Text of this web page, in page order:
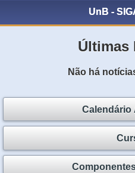
UnB -
Últimas
Não há
Calendário